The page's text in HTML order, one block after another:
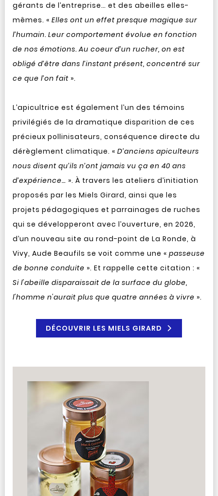
gérants de l’entreprise… et des abeilles elles-
mêmes. « Elles ont un effet presque magique sur
l’humain. Leur comportement évolue en fonction
de nos émotions. Au coeur d’un rucher, on est
obligé d’être dans l’instant présent, concentré sur
ce que l’on fait».
L’apicultrice est également l’un des témoins
privilégiés de la dramatique disparition de ces
précieux pollinisateurs, conséquence directe du
dérèglement climatique. « D’anciens apiculteurs
nous disent qu’ils n’ont jamais vu ça en 40 ans
d’expérience… ». À travers les ateliers d’initiation
proposés par les Miels Girard, ainsi que les
projets pédagogiques et parrainages de ruches
qui se développeront avec l’ouverture, en 2026,
d’un nouveau site au rond-point de La Ronde, à
Vivy, Aude Beaufils se voit comme une « passeuse
de bonne conduite ». Et rappelle cette citation : «
Si l'abeille disparaissait de la surface du globe,
l'homme n'aurait plus que quatre années à vivre ».
DÉCOUVRIR LES MIELS GIRARD